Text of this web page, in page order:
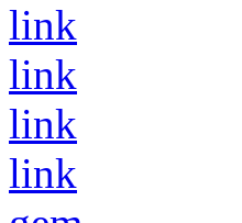
link
link
link
link